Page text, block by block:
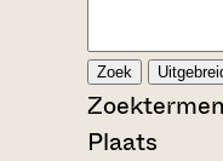
Zoek
Zoektermen
Plaats